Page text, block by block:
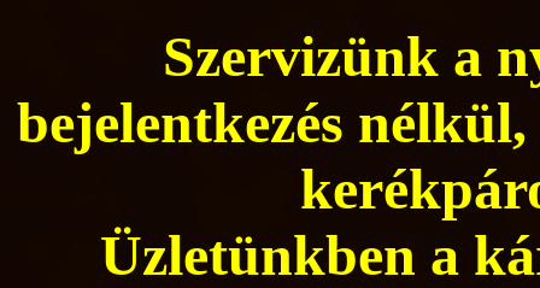
Szervizünk a
bejelentkezés
Üzletünkben a